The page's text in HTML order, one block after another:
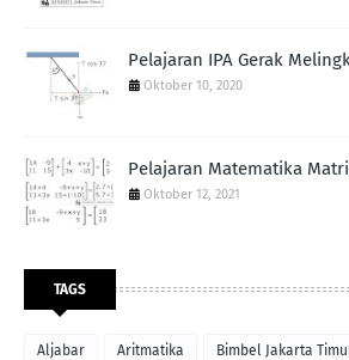
Pelajaran IPA Gerak
Oktober 10, 2020
Pelajaran Matematika
Oktober 12, 2021
TAGS
Aljabar Aritmatika Bimbel Jakarta